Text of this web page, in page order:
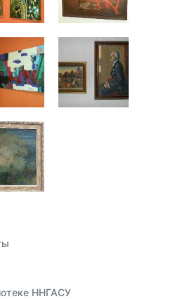
ННГАСУ